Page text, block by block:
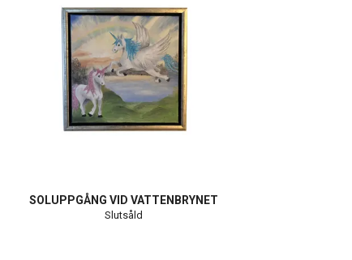
SOLUPPGÅNG VID VATTENBRYNET
Slutsåld